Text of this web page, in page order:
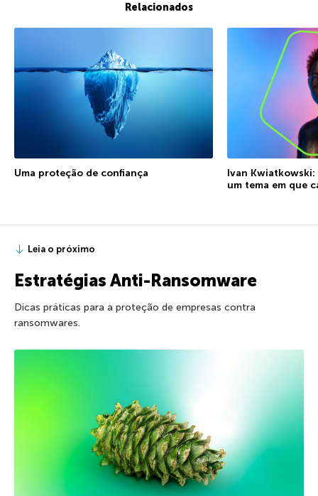
Relacionados
Uma proteção de confiança
Ivan Kwiatkowski:
um tema em que
Leia o próximo
Estratégias Anti-Ransomware
Dicas práticas para a proteção de empresas contra
ransomwares.